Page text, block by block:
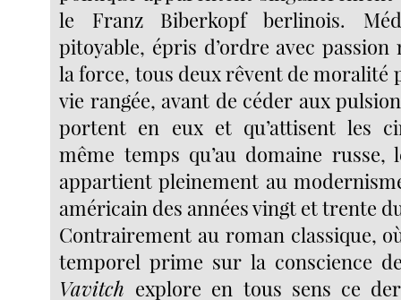
le Franz Biberkopf berlinois.
pitoyable, épris d’ordre avec
la force, tous deux rêvent de moralité
vie rangée, avant de céder aux
portent en eux et qu’attisent les
même temps qu’au domaine russe,
appartient pleinement au
américain des années vingt et trente
Contrairement au roman classique,
temporel prime sur la conscience
Vavitch explore en tous sens ce